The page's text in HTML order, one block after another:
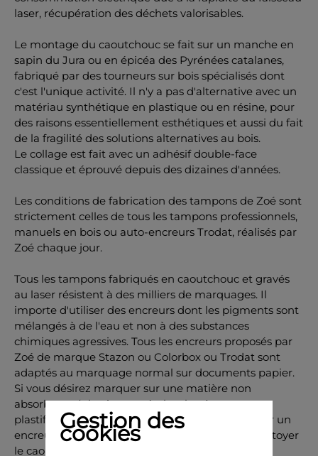
laser, récupération des déchets valorisables.
Le montage du caoutchouc se fait sur un manche en
sapin du Jura ou en épicéa des Pyrénées catalanes,
fabriqué par des tourneurs sur bois spécialisés dont
c'est l'unique activité. Il n'y a pas d'alternative avec un
matériau synthétique en plastique ou en résine, pour
des raisons essentiellement esthétiques et aussi du fait
de la fragilité des solutions alternatives au bois.
Le collage est fait avec un adhésif double-face
classique et éprouvé depuis des dizaines d'années.
Les conditions de fabrication des tampons de Zoé sont
strictement celles de tous les tampons professionnels,
manuels en bois ou auto-encreurs Trodat, réalisés par
Zoé chaque jour.
Tous les tampons fabriqués en caoutchouc et gravés
au laser résistent à des milliers de marquages. Il
importe d'utiliser des encreurs dont les pigments sont
mélangés à de l'eau et non à des substances
chimiques agressives. Tous les encreurs proposés par
Zoé de marque Stazon ou Colorbox ou Trodat sont
adaptés au marquage normal sur documents papier.
Si vous désirez marquer sur une matière non
absorbante (plastique, métal, polymère, carte
plastifiée, béton, pierre, bois) il importe d'acquérir un
encreur adapté à ce type de marquage et de nettoyer
le caoutchouc après l'utilisation.
Gestion des
cookies